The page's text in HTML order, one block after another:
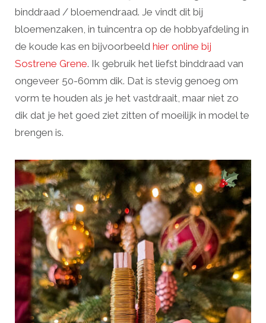
binddraad / bloemendraad. Je vindt dit bij
bloemenzaken, in tuincentra op de hobbyafdeling in
de koude kas en bijvoorbeeld hier online bij
Sostrene Grene. Ik gebruik het liefst binddraad van
ongeveer 50-60mm dik. Dat is stevig genoeg om
vorm te houden als je het vastdraait, maar niet zo
dik dat je het goed ziet zitten of moeilijk in model te
brengen is.